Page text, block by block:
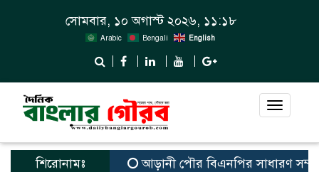
সোমবার, ১০ অগাস্ট ২০২৬, ১১:১৮
Arabic Bengali English
Toggle
শিরোনামঃ আড়ানী পৌর বিএনপির সাধারণ সম্পাদক